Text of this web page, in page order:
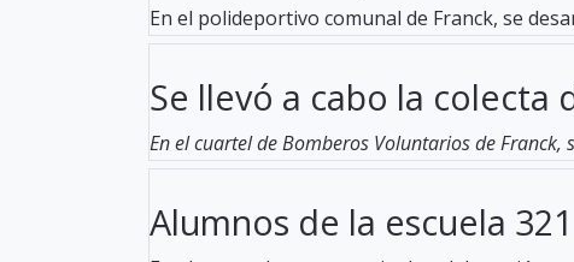
En el polideportivo comunal de Franck, se
Se llevó a cabo la colecta
En el cuartel de Bomberos Voluntarios de
Alumnos de la escuela